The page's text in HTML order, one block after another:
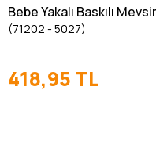
Bebe Yakalı Baskılı
Mavi
(71202 - 5027)
418,95 TL